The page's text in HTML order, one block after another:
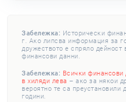
Забележка: Исторически
г. Ако липсва информация за
дружеството е спряло дейност
финансови данни.
Забележка: Всички финансови
в хиляди лева – ако за някои
вероятно те са преустановили
години.